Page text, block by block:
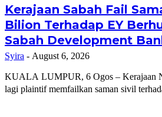
Kerajaan Sabah Fail
Bilion Terhadap EY
Sabah Development
Syira - August 6, 2026
KUALA LUMPUR, 6 Ogos – Kerajaan
lagi plaintif memfailkan saman sivil